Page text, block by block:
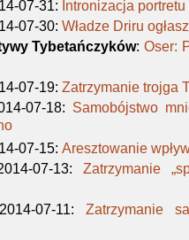
07-31: Intronizacja
07-30:Władze Driru
Tybetańczyków: Oser:
07-19:Zatrzymanie trojga
07-18: Samobójstwo
07-15:Aresztowanie
07-13:Zatrzymanie
07-11: Zatrzymanie